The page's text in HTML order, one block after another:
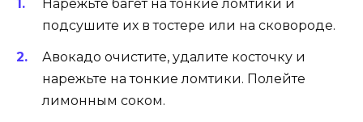
Нарежьте багет на тонкие ломтики и
подсушите их в тостере или на сковороде.
Авокадо очистите, удалите косточку и
нарежьте на тонкие ломтики. Полейте
лимонным соком.